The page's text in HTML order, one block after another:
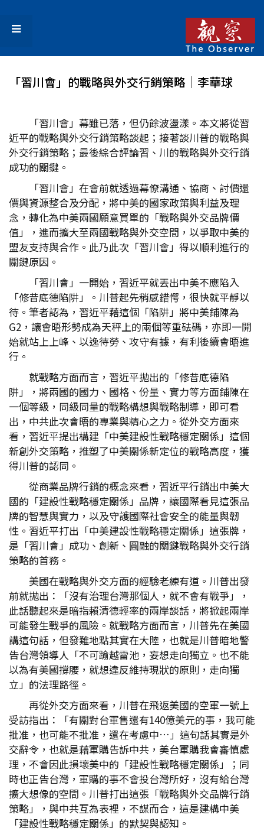
「習川會」的戰略與外交行銷策略│李華球
「習川會」幕雖已落，但仍餘波盪漾。本文將從習
近平的戰略與外交行銷策略談起；接著談川普的戰略與
外交行銷策略；最後綜合評論習、川的戰略與外交行銷
成功的關鍵。
「習川會」在會前就透過幕僚溝通、協商、討價還
價與資源整合及分配，將中美的國家政策與利益及理
念，轉化為中美兩國願意買單的「戰略與外交品牌價
值」，進而擴大至兩國戰略與外交空間，以爭取中美的
盟友支持與合作。此乃此次「習川會」得以順利進行的
關鍵原因。
「習川會」一開始，習近平就丟出中美不應陷入
「修昔底德陷阱」。川普起先稍感錯愕，很快就平靜以
待。筆者認為，習近平藉這個「陷阱」將中美鋪陳為
G2，讓會晤形勢成為天秤上的兩個等重砝碼，亦即一開
始就站上上峰、以逸待勞、攻守有據，有利後續會晤進
行。
就戰略方面而言，習近平拋出的「修昔底德陷
阱」，將兩國的國力、國格、份量、實力等方面鋪陳在
一個等級，同級同量的戰略構想與戰略制導，即可看
出，中共此次會晤的專業與精心之力。從外交方面來
看，習近平提出構建「中美建設性戰略穩定關係」這個
新創外交策略，推塑了中美關係新定位的戰略高度，獲
得川普的認同。
從商業品牌行銷的概念來看，習近平行銷出中美大
國的「建設性戰略穩定關係」品牌，讓國際看見這張品
牌的智慧與實力，以及守護國際社會安全的能量與韌
性。習近平打出「中美建設性戰略穩定關係」這張牌，
是「習川會」成功、創新、圓融的關鍵戰略與外交行銷
策略的首務。
美國在戰略與外交方面的經驗老練有道。川普出發
前就拋出：「沒有治理台灣那個人，就不會有戰爭」，
此話聽起來是暗指賴清德輕率的兩岸談話，將掀起兩岸
可能發生戰爭的風險。就戰略方面而言，川普先在美國
講這句話，但發難地點其實在大陸，也就是川普暗地警
告台灣領導人「不可踰越雷池，妄想走向獨立。也不能
以為有美國撐腰，就想違反維持現狀的原則，走向獨
立」的法理路徑。
再從外交方面來看，川普在飛返美國的空軍一號上
受訪指出：「有關對台軍售還有140億美元的事，我可能
批准，也可能不批准，還在考慮中…」這句話其實是外
交辭令，也就是藉軍購告訴中共，美台軍購我會審慎處
理，不會因此損壞美中的「建設性戰略穩定關係」；同
時也正告台灣，軍購的事不會投台灣所好，沒有給台灣
擴大想像的空間。川普打出這張「戰略與外交品牌行銷
策略」，與中共互為表裡，不謀而合，這是建構中美
「建設性戰略穩定關係」的默契與認知。